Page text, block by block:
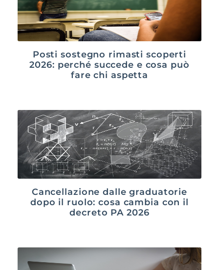
Posti sostegno rimasti scoperti
2026: perché succede e cosa può
fare chi aspetta
Cancellazione dalle graduatorie
dopo il ruolo: cosa cambia con il
decreto PA 2026